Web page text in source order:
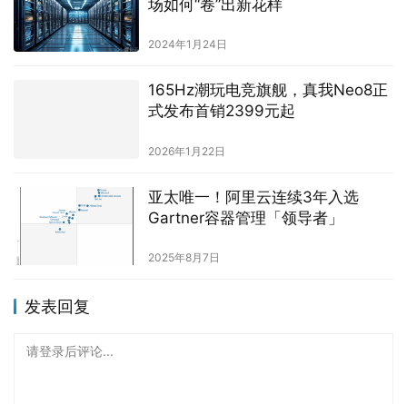
场如何“卷”出新花样
2024年1月24日
165Hz潮玩电竞旗舰，真我Neo8正
式发布首销2399元起
2026年1月22日
亚太唯一！阿里云连续3年入选
Gartner容器管理「领导者」
2025年8月7日
发表回复
请登录后评论...